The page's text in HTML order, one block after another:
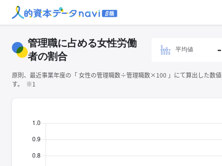
管理職に占める女性労働
者の割合
平均値
原則、最近事業年度の「 ⼥性の管理職数÷管理職数×100 」にて算出した数
す。 ※1